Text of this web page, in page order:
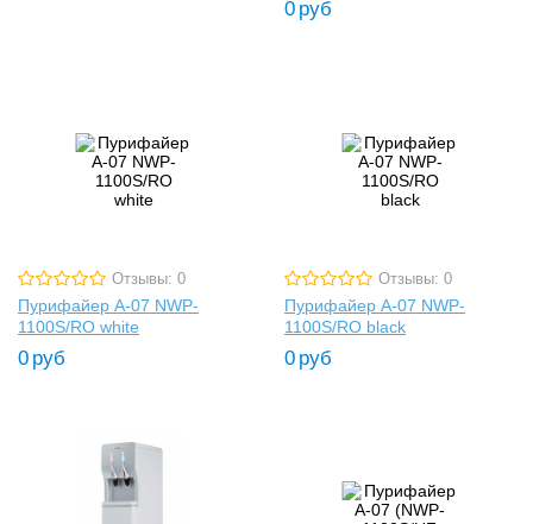
0 руб
Отзывы: 0
Пурифайер A-07 NWP-
1100S/RO white
0 руб
Отзывы: 0
Пурифайер A-07 NWP-
1100S/RO black
0 руб